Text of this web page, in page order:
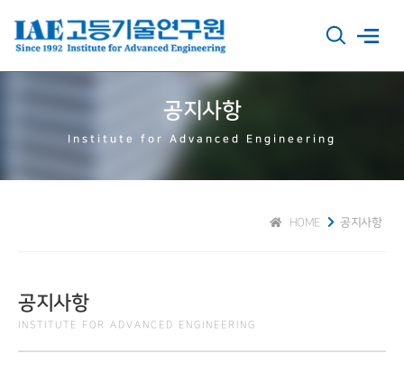
공지사항
Institute for Advanced Engineering
공지사항
HOME
공지사항
INSTITUTE FOR ADVANCED ENGINEERING